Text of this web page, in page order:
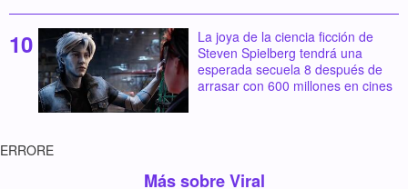
La joya de la ciencia ficción de
Steven Spielberg tendrá una
esperada secuela 8 después de
arrasar con 600 millones en cines
ERRORE
Más sobre Viral